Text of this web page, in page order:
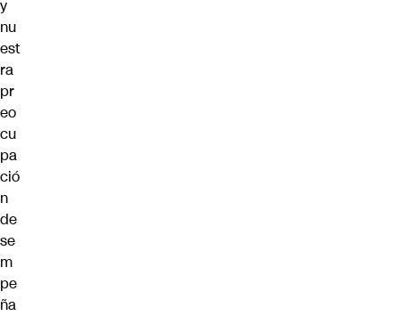
y
nu
est
ra
pr
eo
cu
pa
ció
n
de
se
m
pe
ña